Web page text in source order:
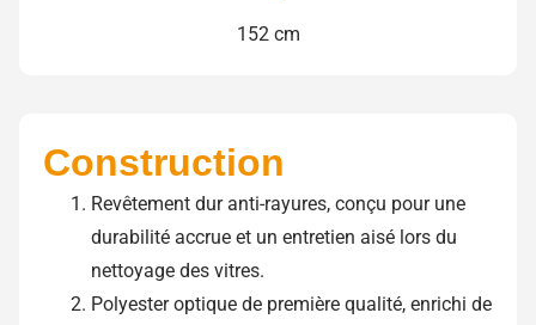
152 cm
Construction
Revêtement dur anti-rayures, conçu pour une
durabilité accrue et un entretien aisé lors du
nettoyage des vitres.
Polyester optique de première qualité, enrichi de